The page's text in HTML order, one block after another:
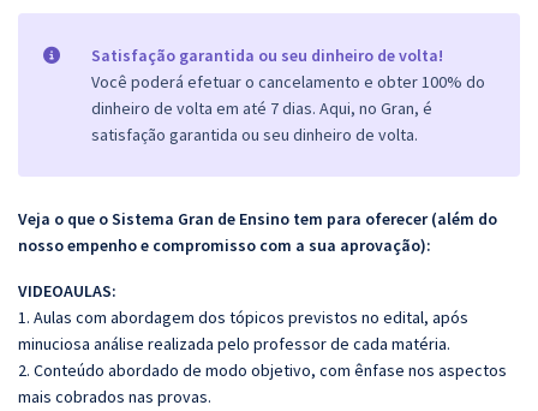
Satisfação garantida ou seu dinheiro de volta!
Você poderá efetuar o cancelamento e obter 100% do
dinheiro de volta em até 7 dias. Aqui, no Gran, é
satisfação garantida ou seu dinheiro de volta.
Veja o que o Sistema Gran de Ensino tem para oferecer (além do
nosso empenho e compromisso com a sua aprovação):
VIDEOAULAS:
1. Aulas com abordagem dos tópicos previstos no edital, após
minuciosa análise realizada pelo professor de cada matéria.
2. Conteúdo abordado de modo objetivo, com ênfase nos aspectos
mais cobrados nas provas.